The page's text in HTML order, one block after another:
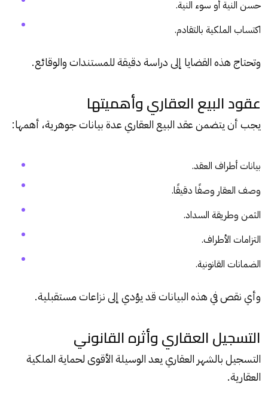
حسن النية أو سوء النية.
اكتساب الملكية بالتقادم.
وتحتاج هذه القضايا إلى دراسة دقيقة للمستندات والوقائع.
عقود البيع العقاري وأهميتها
يجب أن يتضمن عقد البيع العقاري عدة بيانات جوهرية، أهمها:
بيانات أطراف العقد.
وصف العقار وصفًا دقيقًا.
الثمن وطريقة السداد.
التزامات الأطراف.
الضمانات القانونية.
وأي نقص في هذه البيانات قد يؤدي إلى نزاعات مستقبلية.
التسجيل العقاري وأثره القانوني
التسجيل بالشهر العقاري يعد الوسيلة الأقوى لحماية الملكية
العقارية.